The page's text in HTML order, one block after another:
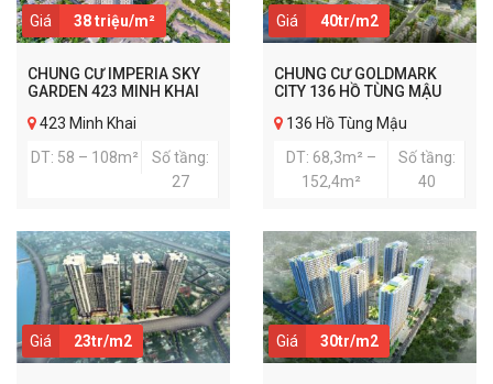
Giá 38 triệu/m²
CHUNG CƯ IMPERIA SKY
GARDEN 423 MINH KHAI
423 Minh Khai
DT: 58 – 108m²
Số tầng:
27
Giá 40tr/m2
CHUNG CƯ GOLDMARK
CITY 136 HỒ TÙNG MẬU
136 Hồ Tùng Mậu
DT: 68,3m² –
152,4m²
Số tầng:
40
Giá 23tr/m2 Giá 30tr/m2